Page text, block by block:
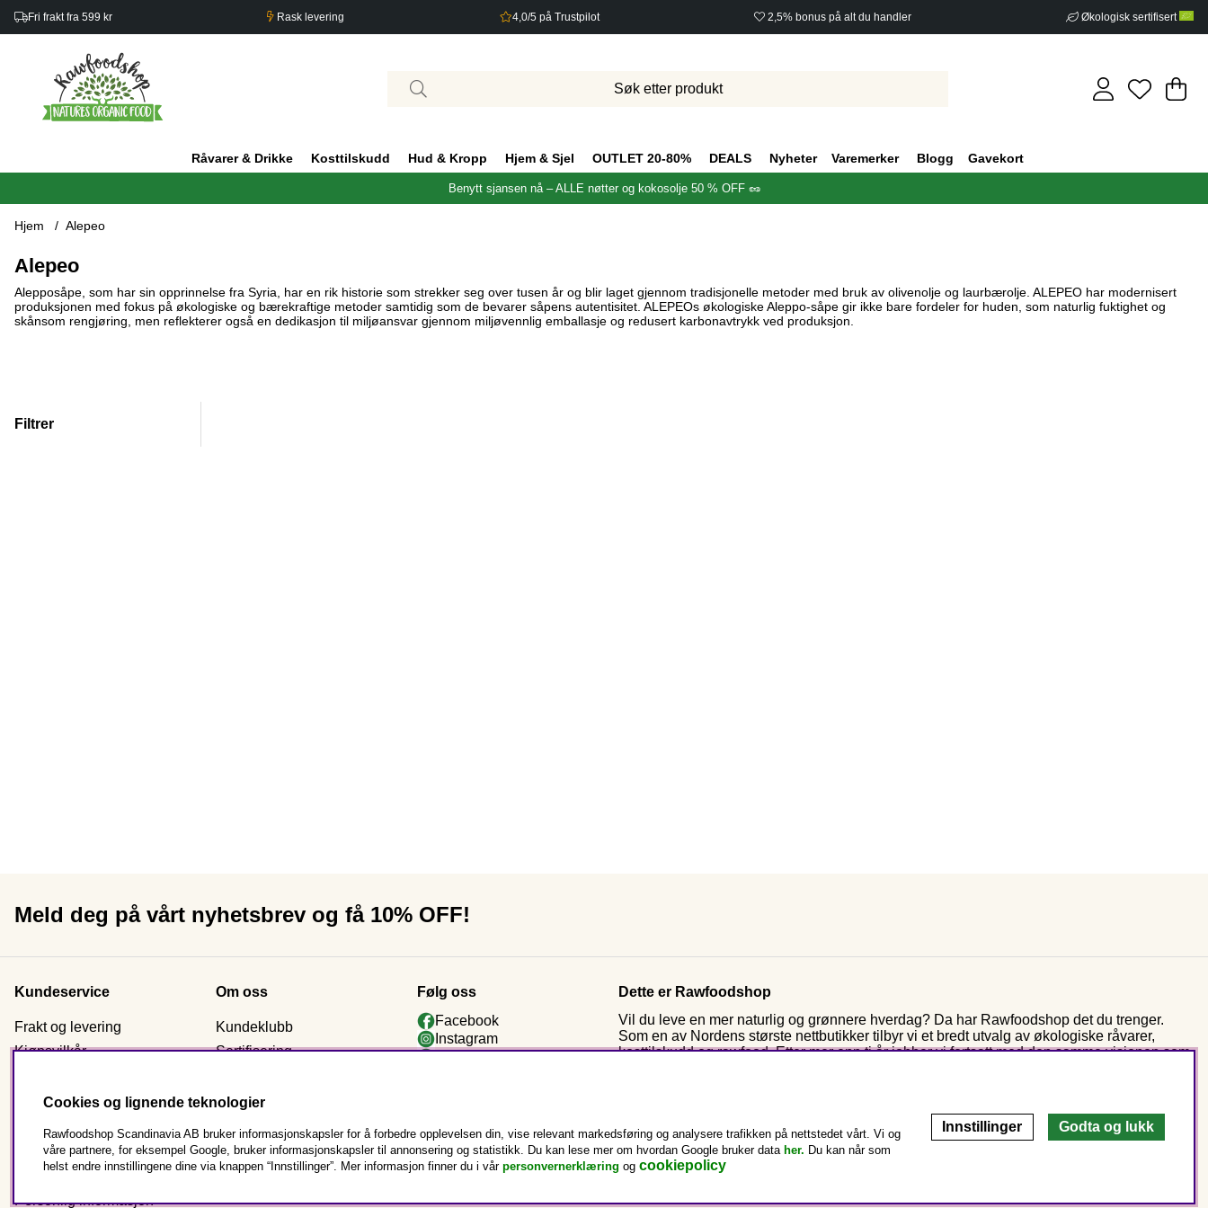
Fri frakt fra 599 kr Rask levering 4,0/5 på Trustpilot 2,5% bonus på alt du handler Økologisk sertifisert
.
Råvarer & Drikke Kosttilskudd Hud & Kropp Hjem & Sjel OUTLET 20-80% DEALS Nyheter Varemerker Blogg Gavekort
Benytt sjansen nå – ALLE nøtter og kokosolje 50 % OFF 🥜
Hjem Alepeo
Alepeo
Alepposåpe, som har sin opprinnelse fra Syria, har en rik historie som strekker seg over tusen år og blir laget gjennom tradisjonelle metoder med bruk av olivenolje og laurbærolje. ALEPEO har modernisert
produksjonen med fokus på økologiske og bærekraftige metoder samtidig som de bevarer såpens autentisitet. ALEPEOs økologiske Aleppo-såpe gir ikke bare fordeler for huden, som naturlig fuktighet og
skånsom rengjøring, men reflekterer også en dedikasjon til miljøansvar gjennom miljøvennlig emballasje og redusert karbonavtrykk ved produksjon.
Filtrer
Meld deg på vårt nyhetsbrev og få 10% OFF!
Kundeservice
Frakt og levering
Kjøpsvilkår
Kontakt oss
Bestill som virksomhet
Vanlige spørsmål
Cookies
Personlig informasjon
Om oss
Kundeklubb
Sertifisering
Om Rawfoodshop
Butikkene våre
Følg oss
Facebook
Instagram
Youtube
Dette er Rawfoodshop
Vil du leve en mer naturlig og grønnere hverdag? Da har Rawfoodshop det du trenger.
Som en av Nordens største nettbutikker tilbyr vi et bredt utvalg av økologiske råvarer,
kosttilskudd og rawfood. Etter mer enn ti år jobber vi fortsatt med den samme visjonen som
Cookies og lignende teknologier
Rawfoodshop Scandinavia AB bruker informasjonskapsler for å forbedre opplevelsen din, vise relevant markedsføring og analysere trafikken på nettstedet vårt. Vi og
våre partnere, for eksempel Google, bruker informasjonskapsler til annonsering og statistikk. Du kan lese mer om hvordan Google bruker data her. Du kan når som
helst endre innstillingene dine via knappen “Innstillinger”. Mer informasjon finner du i vår personvernerklæring og cookiepolicy
Innstillinger Godta og lukk